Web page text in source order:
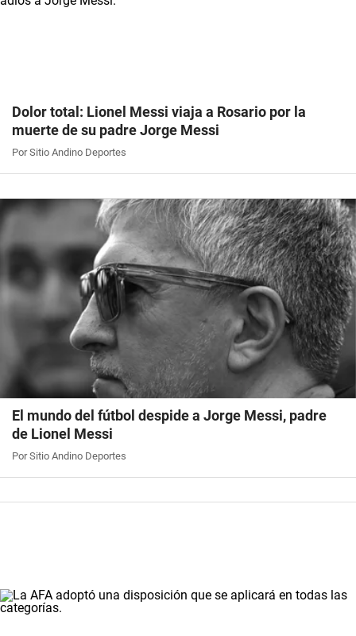
Dolor total: Lionel Messi viaja a Rosario por la
muerte de su padre Jorge Messi
Por Sitio Andino Deportes
El mundo del fútbol despide a Jorge Messi, padre
de Lionel Messi
Por Sitio Andino Deportes